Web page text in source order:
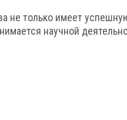
не только имеет
научной